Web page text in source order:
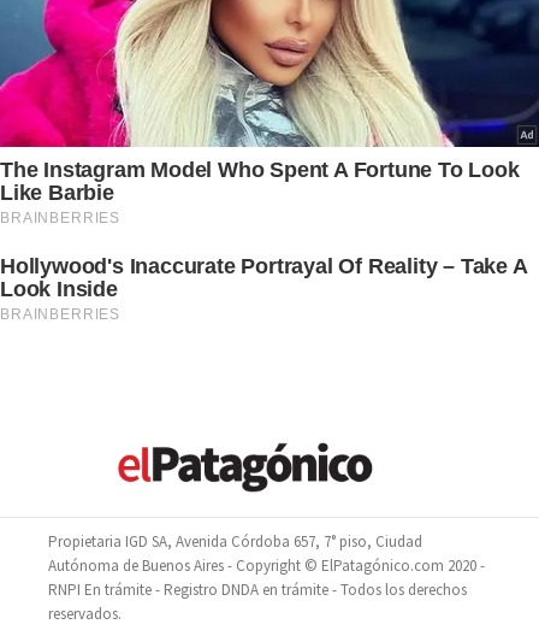
Propietaria IGD SA, Avenida Córdoba 657, 7° piso, Ciudad
Autónoma de Buenos Aires - Copyright © ElPatagónico.com 2020 -
RNPI En trámite - Registro DNDA en trámite - Todos los derechos
reservados.